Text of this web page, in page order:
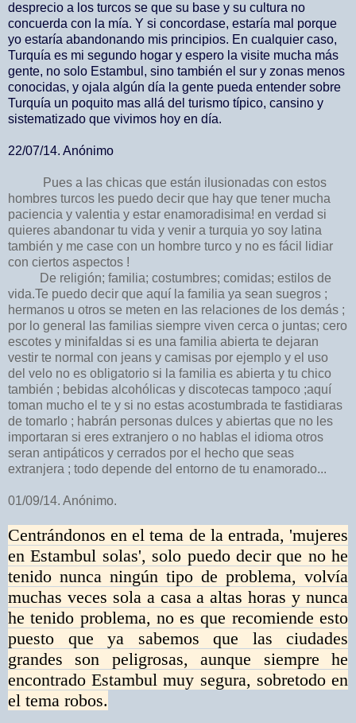
desprecio a los turcos se que su base y su cultura no
concuerda con la mía. Y si concordase, estaría mal porque
yo estaría abandonando mis principios. En cualquier caso,
Turquía es mi segundo hogar y espero la visite mucha más
gente, no solo Estambul, sino también el sur y zonas menos
conocidas, y ojala algún día la gente pueda entender sobre
Turquía un poquito mas allá del turismo típico, cansino y
sistematizado que vivimos hoy en día.
22/07/14. Anónimo
Pues a las chicas que están ilusionadas con estos
hombres turcos les puedo decir que hay que tener mucha
paciencia y valentia y estar enamoradisima! en verdad si
quieres abandonar tu vida y venir a turquia yo soy latina
también y me case con un hombre turco y no es fácil lidiar
con ciertos aspectos !
De religión; familia; costumbres; comidas; estilos de
vida.Te puedo decir que aquí la familia ya sean suegros ;
hermanos u otros se meten en las relaciones de los demás ;
por lo general las familias siempre viven cerca o juntas; cero
escotes y minifaldas si es una familia abierta te dejaran
vestir te normal con jeans y camisas por ejemplo y el uso
del velo no es obligatorio si la familia es abierta y tu chico
también ; bebidas alcohólicas y discotecas tampoco ;aquí
toman mucho el te y si no estas acostumbrada te fastidiaras
de tomarlo ; habrán personas dulces y abiertas que no les
importaran si eres extranjero o no hablas el idioma otros
seran antipáticos y cerrados por el hecho que seas
extranjera ; todo depende del entorno de tu enamorado...
01/09/14. Anónimo.
Centrándonos en el tema de la entrada, 'mujeres
en Estambul solas', solo puedo decir que no he
tenido nunca ningún tipo de problema, volvía
muchas veces sola a casa a altas horas y nunca
he tenido problema, no es que recomiende esto
puesto que ya sabemos que las ciudades
grandes son peligrosas, aunque siempre he
encontrado Estambul muy segura, sobretodo en
el tema robos.